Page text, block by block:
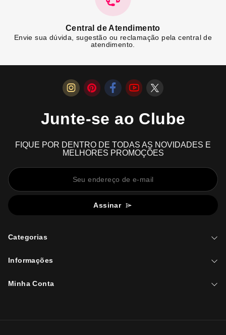
Central de Atendimento
Envie sua dúvida, sugestão ou reclamação pela central de
atendimento.
Junte-se ao Clube
FIQUE POR DENTRO DE TODAS AS NOVIDADES E
MELHORES PROMOÇÕES
Assinar
Categorias
Informações
Minha Conta